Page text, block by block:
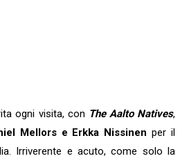
ogni visita, con The Aalto Natives,
Mellors e Erkka Nissinen per il
Irriverente e acuto, come solo la